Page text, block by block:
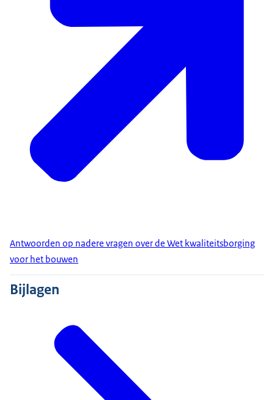
Antwoorden op nadere vragen over de Wet kwaliteitsborging
voor het bouwen
Bijlagen